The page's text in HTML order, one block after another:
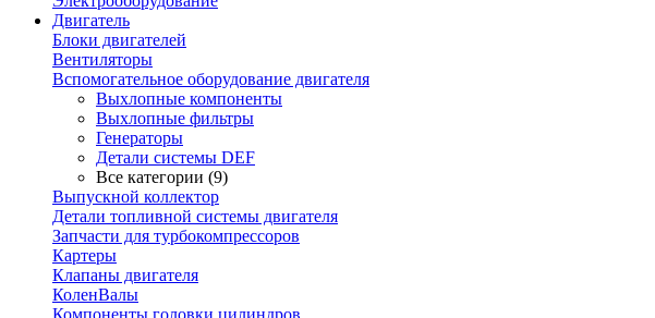
Двигатель
Блоки двигателей
Вентиляторы
Вспомогательное оборудование двигателя
Выхлопные компоненты
Выхлопные фильтры
Генераторы
Детали системы DEF
Все категории (9)
Выпускной коллектор
Детали топливной системы двигателя
Запчасти для турбокомпрессоров
Картеры
Клапаны двигателя
КоленВалы
Компоненты головки цилиндров